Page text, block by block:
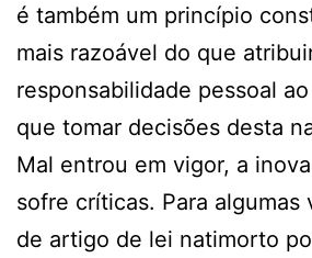
é também um princípio
mais razoável do que
responsabilidade pessoal
que tomar decisões desta
Mal entrou em vigor, a
sofre críticas. Para algumas
de artigo de lei natimorto